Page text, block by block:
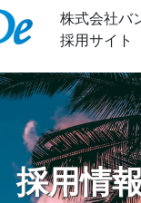
株式会社バ
採用サイト
採用情